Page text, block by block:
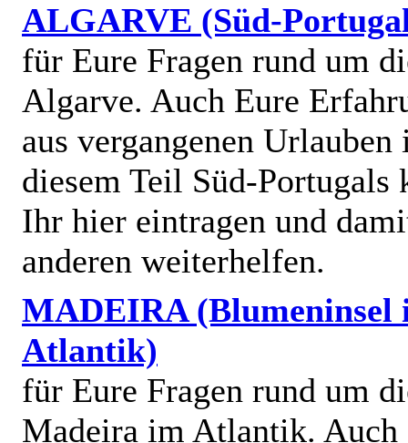
ALGARVE (Süd-
für Eure Fragen rund um
Algarve. Auch Eure
aus vergangenen Urlauben
diesem Teil Süd-Portugals
Ihr hier eintragen und
anderen weiterhelfen.
MADEIRA (Blumeninsel
Atlantik)
für Eure Fragen rund um
Madeira im Atlantik. Auch